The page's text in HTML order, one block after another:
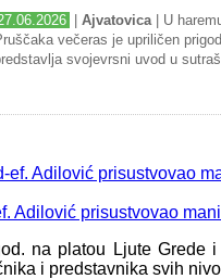
Ajvatovica| U
večeras je upriličen
svojevrsni uvod u
Adilović prisustvovao
na platou Ljute
i predstavnika svih